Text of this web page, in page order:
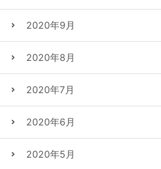
2020年9月
2020年8月
2020年7月
2020年6月
2020年5月